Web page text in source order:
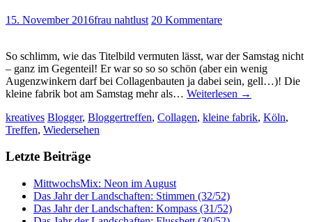
15. November 2016frau nahtlust 20 Kommentare
So schlimm, wie das Titelbild vermuten lässt, war der Samstag nicht
– ganz im Gegenteil! Er war so so so schön (aber ein wenig
Augenzwinkern darf bei Collagenbauten ja dabei sein, gell…)! Die
kleine fabrik bot am Samstag mehr als… Weiterlesen →
kreatives Blogger, Bloggertreffen, Collagen, kleine fabrik, Köln,
Treffen, Wiedersehen
Letzte Beiträge
MittwochsMix: Neon im August
Das Jahr der Landschaften: Stimmen (32/52)
Das Jahr der Landschaften: Kompass (31/52)